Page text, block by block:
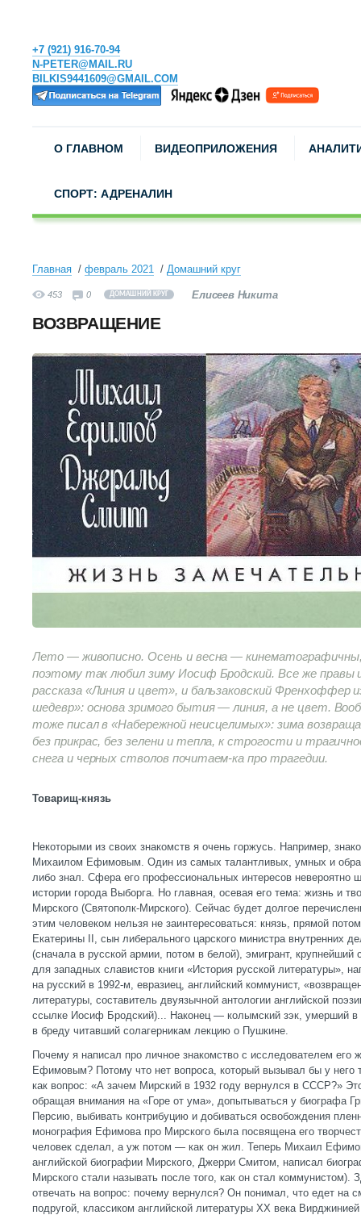
+7 (921) 916-70-94
N-PETER@MAIL.RU
BILKIS9441609@GMAIL.COM
О ГЛАВНОМ ВИДЕОПРИЛОЖЕНИЯ
СПОРТ: АДРЕНАЛИН
Главная февраль 2021 Домашний круг
453 0 ДОМАШНИЙ КРУГ Елисеев Никита
ВОЗВРАЩЕНИЕ
Лето — живописно. Осень и весна —
поэтому так любил зиму Иосиф Бродский. Все же правы
рассказа «Линия и цвет», и бальзаковский Френхоффер
шедевр»: основа зримого бытия — линия, а не цвет.
тоже писал в «Набережной неисцелимых»: зима
без прикрас, без зелени и тепла, к строгости и
снега и черных стволов почитаем-ка про трагедии.
Товарищ-князь
Некоторыми из своих знакомств я очень горжусь. Например,
Михаилом Ефимовым. Один из самых талантливых, умных и
либо знал. Сфера его профессиональных интересов невероятно
истории города Выборга. Но главная, осевая его тема: жизнь и
Мирского (Святополк-Мирского). Сейчас будет долгое
этим человеком нельзя не заинтересоваться: князь, прямой
Екатерины II, сын либерального царского министра внутренних
(сначала в русской армии, потом в белой), эмигрант, крупнейший
для западных славистов книги «История русской литературы»,
на русский в 1992-м, евразиец, английский коммунист,
литературы, составитель двуязычной антологии английской
ссылке Иосиф Бродский)... Наконец — колымский зэк, умерший в
в бреду читавший солагерникам лекцию о Пушкине.
Почему я написал про личное знакомство с исследователем его
Ефимовым? Потому что нет вопроса, который вызывал бы у него
как вопрос: «А зачем Мирский в 1932 году вернулся в СССР?»
обращая внимания на «Горе от ума», допытываться у биографа
Персию, выбивать контрибуцию и добиваться освобождения
монография Ефимова про Мирского была посвящена его
человек сделал, а уж потом — как он жил. Теперь Михаил
английской биографии Мирского, Джерри Смитом, написал
Мирского стали называть после того, как он стал коммунистом).
отвечать на вопрос: почему вернулся? Он понимал, что едет на
подругой, классиком английской литературы ХХ века